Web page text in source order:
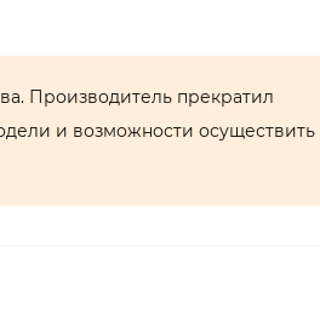
Производитель прекратил
и возможности осуществить